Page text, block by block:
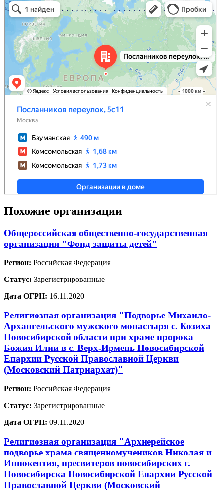
Похожие организации
Общероссийская общественно-государственная
организация "Фонд защиты детей"
Регион: Российская Федерация
Статус: Зарегистрированные
Дата ОГРН: 16.11.2020
Религиозная организация "Подворье Михаило-
Архангельского мужского монастыря с. Козиха
Новосибирской области при храме пророка
Божия Илии в с. Верх-Ирмень Новосибирской
Епархии Русской Православной Церкви
(Московский Патриархат)"
Регион: Российская Федерация
Статус: Зарегистрированные
Дата ОГРН: 09.11.2020
Религиозная организация "Архиерейское
подворье храма священномучеников Николая и
Иннокентия, пресвитеров новосибирских г.
Новосибирска Новосибирской Епархии Русской
Православной Церкви (Московский